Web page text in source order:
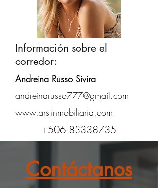
Información sobre el
corredor:
Andreina Russo Sivira
andreinarusso777@gmail.com
www.ars-inmobiliaria.com
+506 83338735
Contáctanos